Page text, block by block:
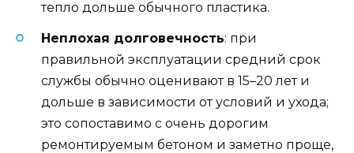
тепло дольше обычного пластика.
Неплохая долговечность: при
правильной эксплуатации средний срок
службы обычно оценивают в 15–20 лет и
дольше в зависимости от условий и ухода;
это сопоставимо с очень дорогим
ремонтируемым бетоном и заметно проще,